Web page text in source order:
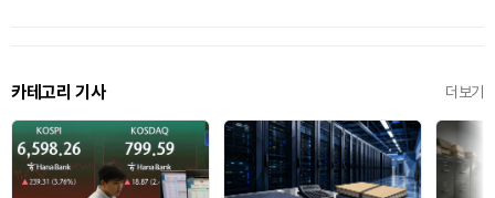
카테고리 기사 더보기